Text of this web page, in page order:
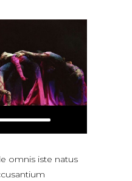
omnis iste natus